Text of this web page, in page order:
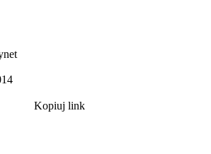
Kopiuj link